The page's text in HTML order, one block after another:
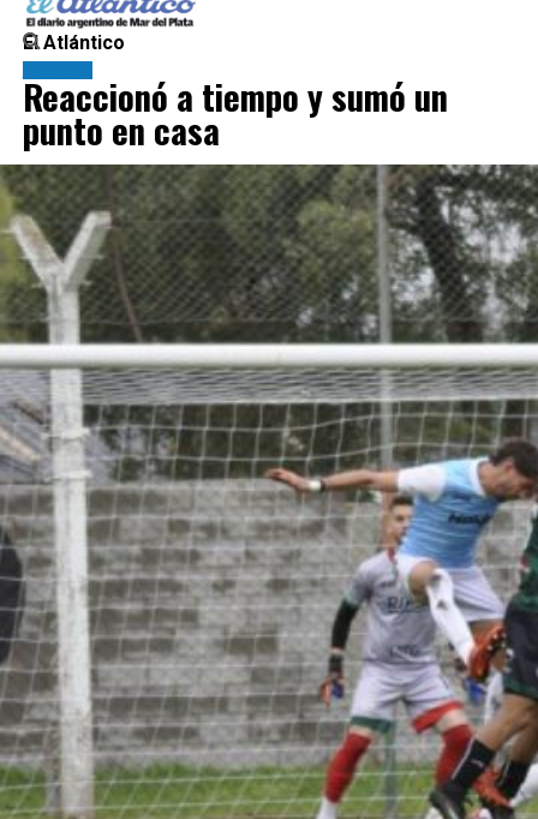
El Atlántico
Reaccionó a tiempo y sumó un
punto en casa